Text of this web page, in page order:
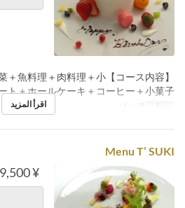
温前菜＋魚料理＋肉料理＋小
ト＋ホールケーキ＋コーヒー＋小菓子
وجبات العشاء اقرأ المزيد
Menu T’ SUKI
¥ 9,500